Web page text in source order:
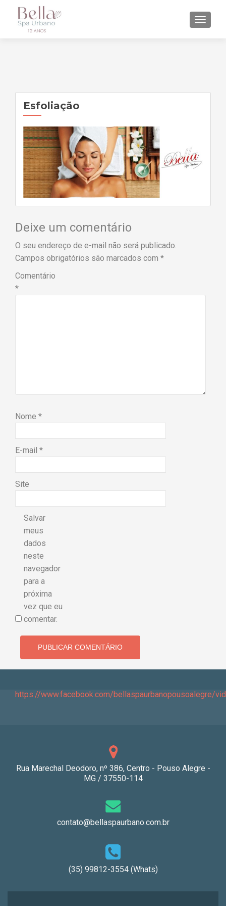
Esfoliação
Deixe um comentário
O seu endereço de e-mail não será publicado.
Campos obrigatórios são marcados com *
Comentário
*
Nome *
E-mail *
Site
Salvar
meus
dados
neste
navegador
para a
próxima
vez que eu
comentar.
https://www.facebook.com/bellaspaurbanopousoalegre/
Rua Marechal Deodoro, nº 386, Centro - Pouso Alegre -
MG / 37550-114
contato@bellaspaurbano.com.br
(35) 99812-3554 (Whats)